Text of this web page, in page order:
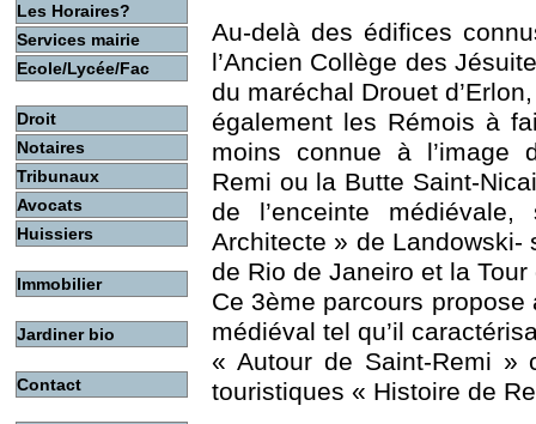
Les Horaires?
Services mairie
Ecole/Lycée/Fac
Droit
Notaires
Tribunaux
Avocats
Huissiers
Immobilier
Jardiner bio
Contact
Au-delà des édifices
l’Ancien Collège des
du maréchal Drouet
également les Rémois à
moins connue à l’image
Remi ou la Butte Saint-
de l’enceinte
Architecte » de Landowski-
de Rio de Janeiro et la Tour
Ce 3ème parcours
médiéval tel qu’il
« Autour de Saint-Remi »
touristiques « Histoire de